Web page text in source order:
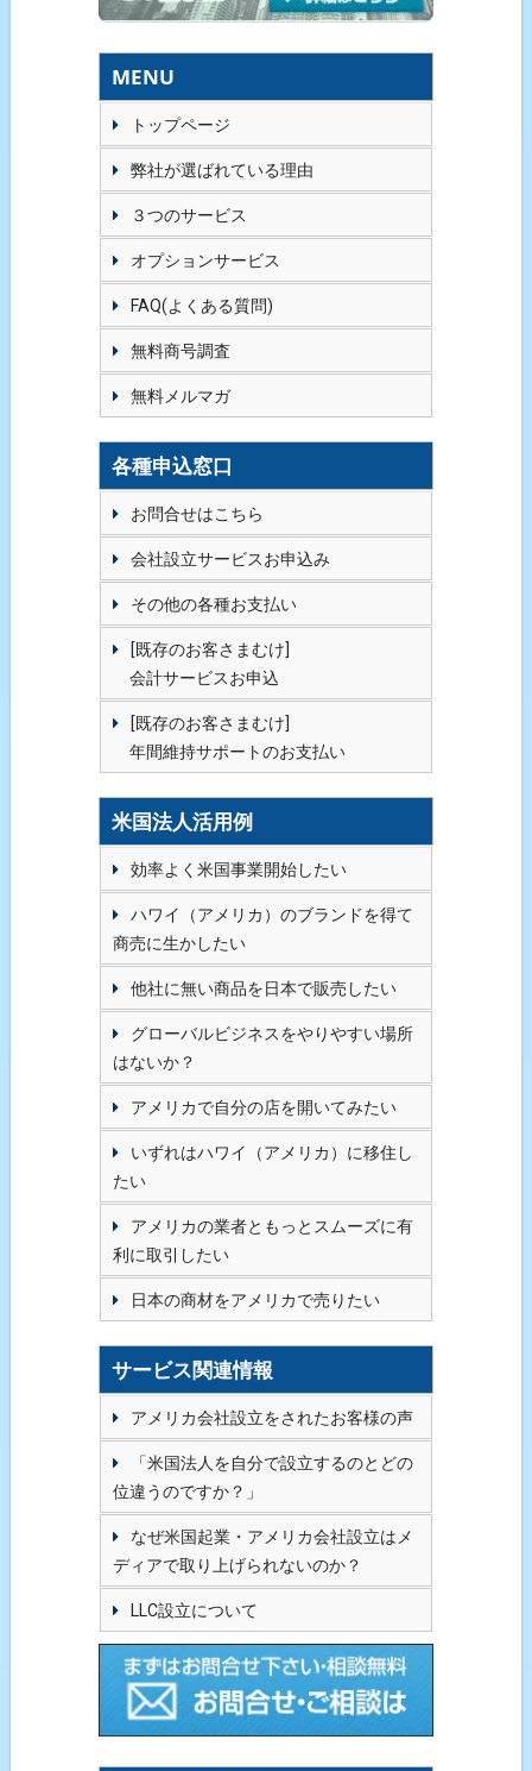
MENU
トップページ
弊社が選ばれている理由
３つのサービス
オプションサービス
FAQ(よくある質問)
無料商号調査
無料メルマガ
各種申込窓口
お問合せはこちら
会社設立サービスお申込み
その他の各種お支払い
[既存のお客さまむけ]
会計サービスお申込
[既存のお客さまむけ]
年間維持サポートのお支払い
米国法人活用例
効率よく米国事業開始したい
ハワイ（アメリカ）のブランドを得て
商売に生かしたい
他社に無い商品を日本で販売したい
グローバルビジネスをやりやすい場所
はないか？
アメリカで自分の店を開いてみたい
いずれはハワイ（アメリカ）に移住し
たい
アメリカの業者ともっとスムーズに有
利に取引したい
日本の商材をアメリカで売りたい
サービス関連情報
アメリカ会社設立をされたお客様の声
「米国法人を自分で設立するのとどの
位違うのですか？」
なぜ米国起業・アメリカ会社設立はメ
ディアで取り上げられないのか？
LLC設立について